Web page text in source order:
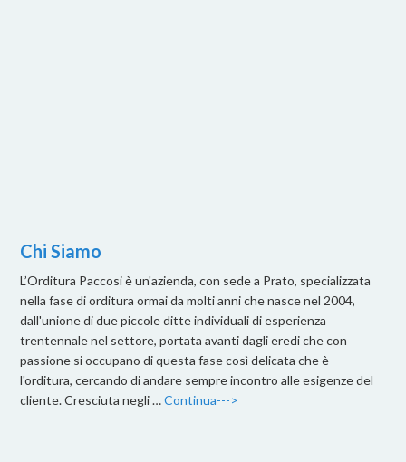
Chi Siamo
L’Orditura Paccosi è un'azienda, con sede a Prato, specializzata
nella fase di orditura ormai da molti anni che nasce nel 2004,
dall'unione di due piccole ditte individuali di esperienza
trentennale nel settore, portata avanti dagli eredi che con
passione si occupano di questa fase così delicata che è
l'orditura, cercando di andare sempre incontro alle esigenze del
cliente. Cresciuta negli …Continua--->